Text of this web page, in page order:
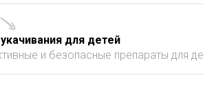
для детей
и безопасные препараты для